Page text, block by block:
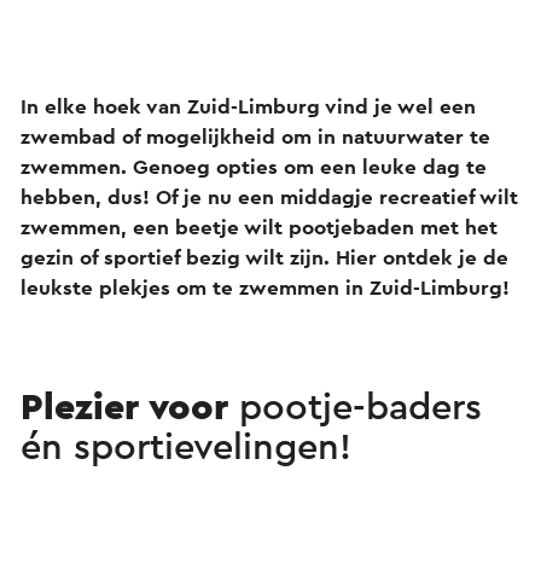
In elke hoek van Zuid-Limburg vind je wel een
zwembad of mogelijkheid om in natuurwater te
zwemmen. Genoeg opties om een leuke dag te
hebben, dus! Of je nu een middagje recreatief wilt
zwemmen, een beetje wilt pootjebaden met het
gezin of sportief bezig wilt zijn. Hier ontdek je de
leukste plekjes om te zwemmen in Zuid-Limburg!
Plezier voor pootje-baders
én sportievelingen!